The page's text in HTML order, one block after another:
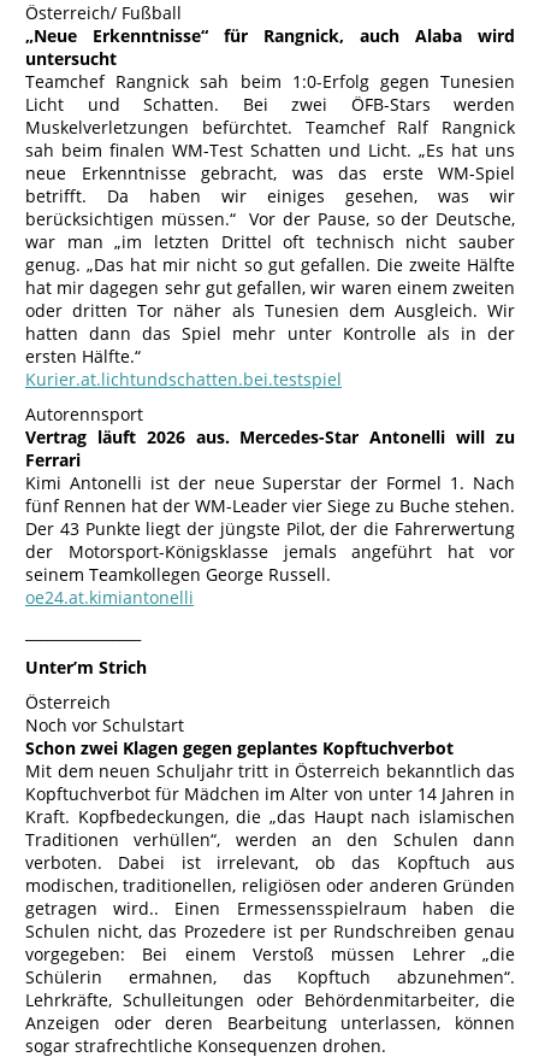
Österreich/ Fußball
„Neue Erkenntnisse“ für Rangnick, auch Alaba wird
untersucht
Teamchef Rangnick sah beim 1:0-Erfolg gegen Tunesien
Licht und Schatten. Bei zwei ÖFB-Stars werden
Muskelverletzungen befürchtet. Teamchef Ralf Rangnick
sah beim finalen WM-Test Schatten und Licht. „Es hat uns
neue Erkenntnisse gebracht, was das erste WM-Spiel
betrifft. Da haben wir einiges gesehen, was wir
berücksichtigen müssen.“ Vor der Pause, so der Deutsche,
war man „im letzten Drittel oft technisch nicht sauber
genug. „Das hat mir nicht so gut gefallen. Die zweite Hälfte
hat mir dagegen sehr gut gefallen, wir waren einem zweiten
oder dritten Tor näher als Tunesien dem Ausgleich. Wir
hatten dann das Spiel mehr unter Kontrolle als in der
ersten Hälfte.“
Kurier.at.lichtundschatten.bei.testspiel
Autorennsport
Vertrag läuft 2026 aus. Mercedes-Star Antonelli will zu
Ferrari
Kimi Antonelli ist der neue Superstar der Formel 1. Nach
fünf Rennen hat der WM-Leader vier Siege zu Buche stehen.
Der 43 Punkte liegt der jüngste Pilot, der die Fahrerwertung
der Motorsport-Königsklasse jemals angeführt hat vor
seinem Teamkollegen George Russell.
oe24.at.kimiantonelli
Unter’m Strich
Österreich
Noch vor Schulstart
Schon zwei Klagen gegen geplantes Kopftuchverbot
Mit dem neuen Schuljahr tritt in Österreich bekanntlich das
Kopftuchverbot für Mädchen im Alter von unter 14 Jahren in
Kraft. Kopfbedeckungen, die „das Haupt nach islamischen
Traditionen verhüllen“, werden an den Schulen dann
verboten. Dabei ist irrelevant, ob das Kopftuch aus
modischen, traditionellen, religiösen oder anderen Gründen
getragen wird.. Einen Ermessensspielraum haben die
Schulen nicht, das Prozedere ist per Rundschreiben genau
vorgegeben: Bei einem Verstoß müssen Lehrer „die
Schülerin ermahnen, das Kopftuch abzunehmen“.
Lehrkräfte, Schulleitungen oder Behördenmitarbeiter, die
Anzeigen oder deren Bearbeitung unterlassen, können
sogar strafrechtliche Konsequenzen drohen.